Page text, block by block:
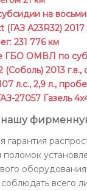
на
(ГАЗ А23R32) 2017
231 776 км
ГБО ОМВЛ по
(Соболь) 2013 г.в.,
л.с., 2,9 л.,
27057 Газель
нашу
поломок
всего